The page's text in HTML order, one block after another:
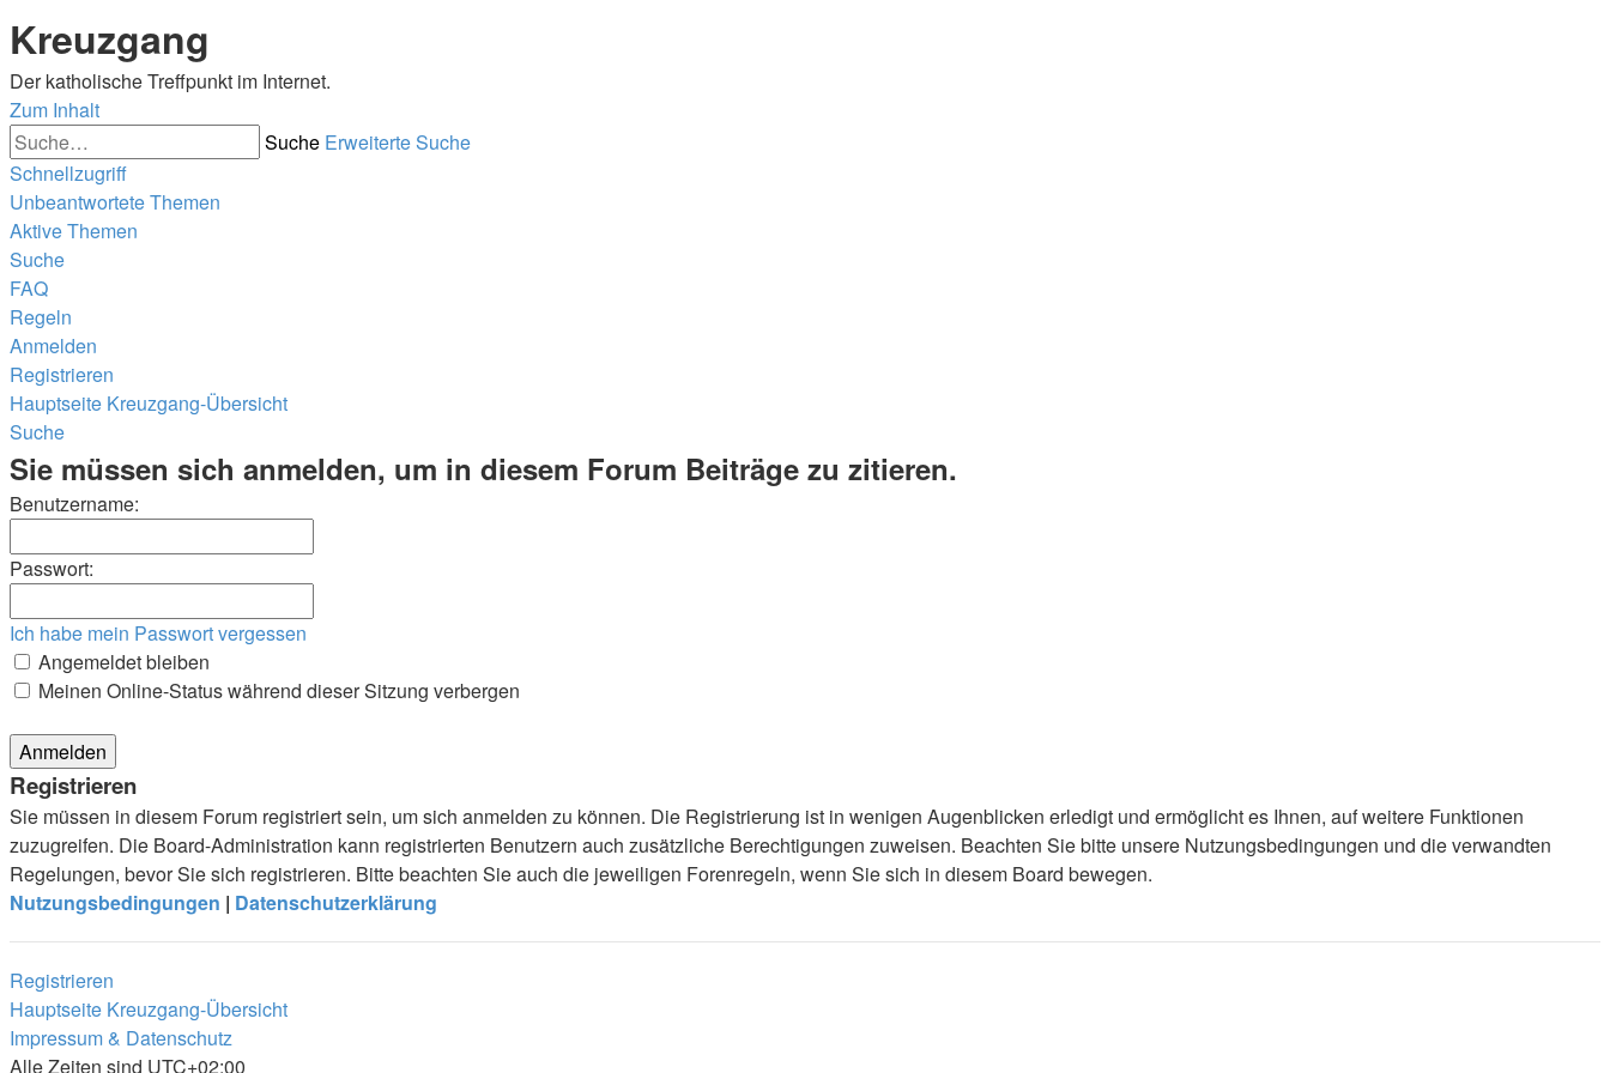
Kreuzgang
Der katholische Treffpunkt im Internet.
Zum Inhalt
Suche Erweiterte Suche
Schnellzugriff
Unbeantwortete Themen
Aktive Themen
Suche
FAQ
Regeln
Anmelden
Registrieren
Hauptseite Kreuzgang-Übersicht
Suche
Sie müssen sich anmelden, um in diesem Forum Beiträge zu zitieren.
Benutzername:
Passwort:
Ich habe mein Passwort vergessen
Angemeldet bleiben
Meinen Online-Status während dieser Sitzung verbergen
Registrieren
Sie müssen in diesem Forum registriert sein, um sich anmelden zu können. Die Registrierung ist in wenigen Augenblicken erledigt und ermöglicht es Ihnen, auf weitere Funktionen
zuzugreifen. Die Board-Administration kann registrierten Benutzern auch zusätzliche Berechtigungen zuweisen. Beachten Sie bitte unsere Nutzungsbedingungen und die verwandten
Regelungen, bevor Sie sich registrieren. Bitte beachten Sie auch die jeweiligen Forenregeln, wenn Sie sich in diesem Board bewegen.
Nutzungsbedingungen | Datenschutzerklärung
Registrieren
Hauptseite Kreuzgang-Übersicht
Impressum & Datenschutz
Alle Zeiten sind UTC+02:00